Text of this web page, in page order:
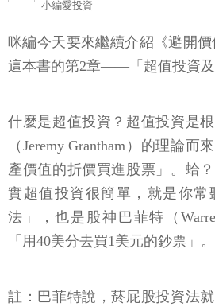
小編愛投資
咪編今天要來繼續介紹《避開價
這本書的第2章——「超值投資及
什麼是超值投資？超值投資是
（Jeremy Grantham）的理論而
產價值的折價買進股票」。蛤
實超值投資很簡單，就是你常
法」，也是股神巴菲特（
「用40美分去買1美元的鈔票」。
註：巴菲特說，菸屁股投資法